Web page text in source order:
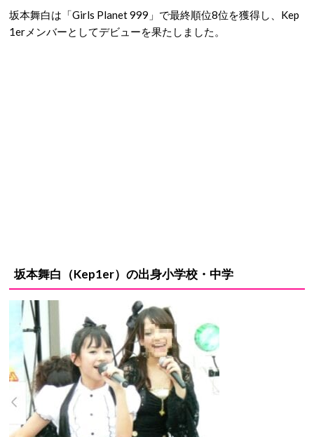
坂本舞白は「Girls Planet 999」で最終順位8位を獲得し、Kep
1erメンバーとしてデビューを果たしました。
坂本舞白（Kep1er）の出身小学校・中学